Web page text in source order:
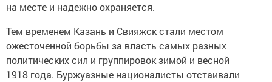
на месте и надежно охраняется.
Тем временем Казань и Свияжск стали местом
ожесточенной борьбы за власть самых разных
политических сил и группировок зимой и весной
1918 года. Буржуазные националисты отстаивали